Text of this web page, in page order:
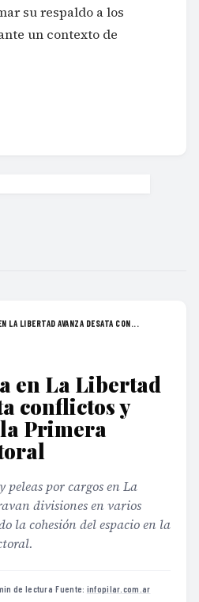
su respaldo a los
un contexto de
LA LIBERTAD AVANZA DESATA CON...
en La Libertad
conflictos y
Primera
peleas por cargos en La
divisiones en varios
la cohesión del espacio en la
de lectura·Fuente: infopilar.com.ar